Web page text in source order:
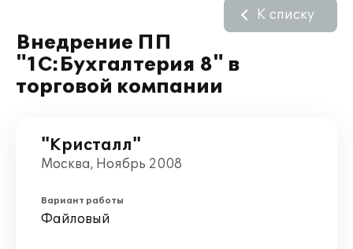
Внедрение ПП
"1С:Бухгалтерия 8" в
торговой компании
К списку
"Кристалл"
Москва, Ноябрь 2008
Вариант работы
Файловый